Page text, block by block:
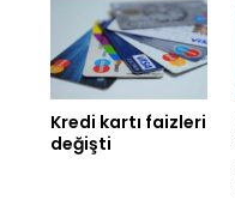
Kredi kartı faizleri
değişti